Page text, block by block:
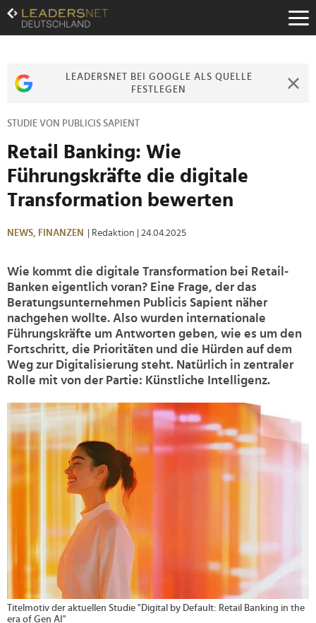
Zum
Inhalt
Zur
Zur
LEADERSNET BEI GOOGLE ALS QUELLE
FESTLEGEN
STUDIE VON PUBLICIS SAPIENT
Retail Banking: Wie
Führungskräfte die digitale
Transformation bewerten
NEWS, FINANZEN | Redaktion | 24.04.2025
Wie kommt die digitale Transformation bei Retail-
Banken eigentlich voran? Eine Frage, der das
Beratungsunternehmen Publicis Sapient näher
nachgehen wollte. Also wurden internationale
Führungskräfte um Antworten geben, wie es um den
Fortschritt, die Prioritäten und die Hürden auf dem
Weg zur Digitalisierung steht. Natürlich in zentraler
Rolle mit von der Partie: Künstliche Intelligenz.
>
Titelmotiv der aktuellen Studie "Digital by Default: Retail Banking in the
era of Gen AI"